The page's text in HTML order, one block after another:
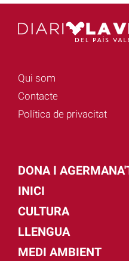
Qui som
Contacte
Política de privacitat
DONA I
INICI
CULTURA
LLENGUA
MEDI AMBIENT